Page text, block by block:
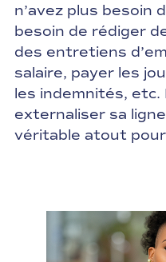
n’avez plus besoin
besoin de rédiger
des entretiens
salaire, payer les
les indemnités, etc.
externaliser sa
véritable atout